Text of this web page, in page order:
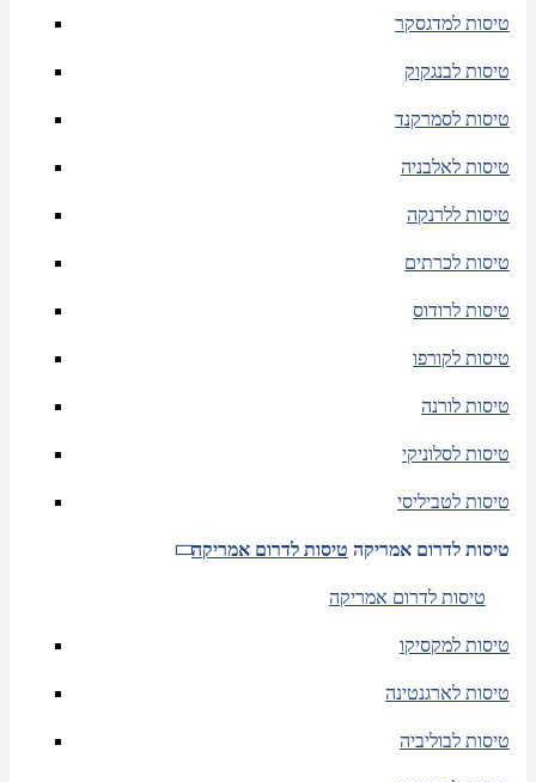
טיסות למדגסקר
טיסות לבנגקוק
טיסות לסמרקנד
טיסות לאלבניה
טיסות ללרנקה
טיסות לכרתים
טיסות לרודוס
טיסות לקורפו
טיסות לורנה
טיסות לסלוניקי
טיסות לטביליסי
טיסות לדרום אמריקה טיסות לדרום אמריקה
טיסות לדרום אמריקה
טיסות למקסיקו
טיסות לארגנטינה
טיסות לבוליביה